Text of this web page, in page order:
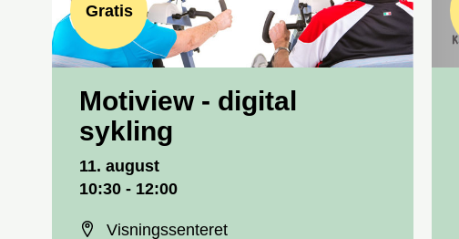
Gratis
Motiview - digital
sykling
11. august
10:30 - 12:00
Visningssenteret